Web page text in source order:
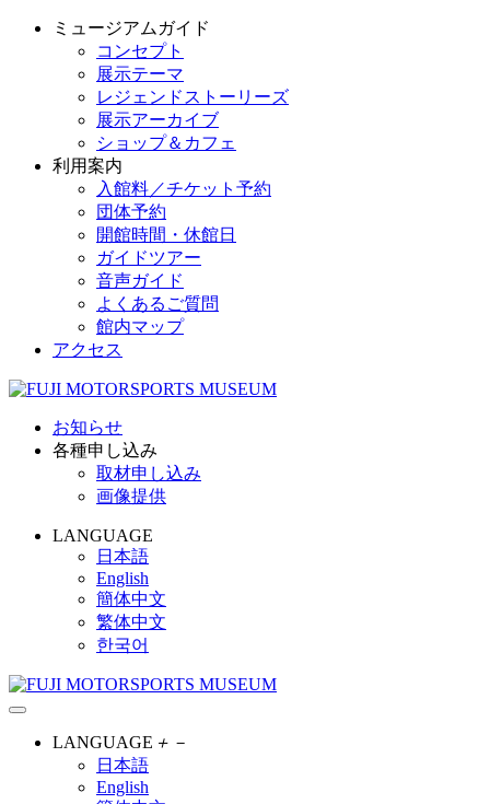
ミュージアムガイド
コンセプト
展示テーマ
レジェンドストーリーズ
展示アーカイブ
ショップ＆カフェ
利用案内
入館料／チケット予約
団体予約
開館時間・休館日
ガイドツアー
音声ガイド
よくあるご質問
館内マップ
アクセス
お知らせ
各種申し込み
取材申し込み
画像提供
LANGUAGE
日本語
English
簡体中文
繁体中文
한국어
LANGUAGE ＋ －
日本語
English